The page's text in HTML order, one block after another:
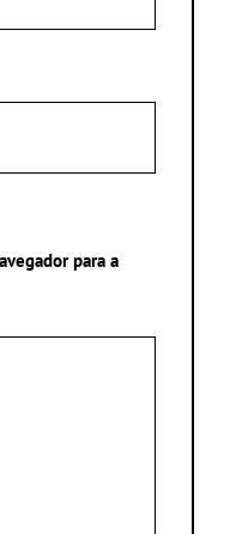
para a